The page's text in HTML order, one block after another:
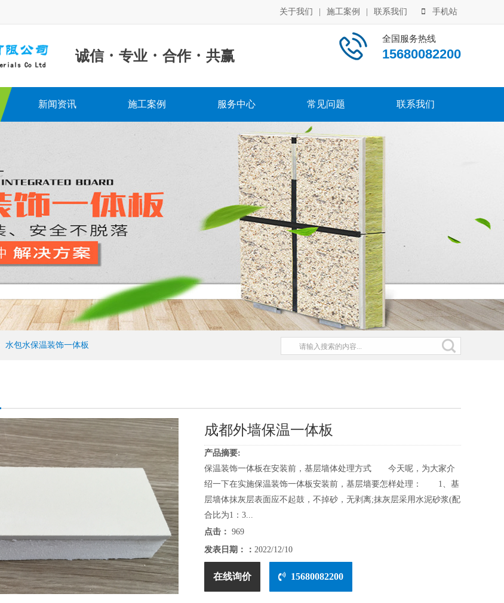
关于我们 施工案例 联系我们 手机站
诚信 · 专业 · 合作 · 共赢
全国服务热线
15680082200
新闻资讯 施工案例 服务中心 常见问题 联系我们
水包水保温装饰一体板
成都外墙保温一体板
产品摘要:
保温装饰一体板在安装前，基层墙体处理方式 今天呢，为大家介
绍一下在实施保温装饰一体板安装前，基层墙要怎样处理： 1、基
层墙体抹灰层表面应不起鼓，不掉砂，无剥离;抹灰层采用水泥砂浆(配
合比为1：3...
点击： 969
发表日期：： 2022/12/10
在线询价 15680082200